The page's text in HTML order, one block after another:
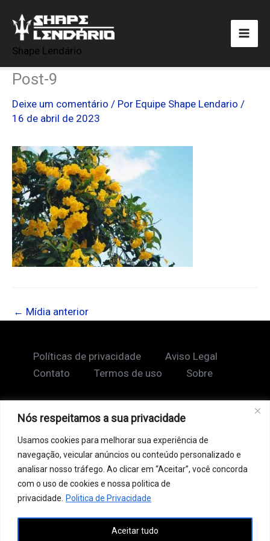
Nós respeitamos a sua privacidade
Usamos cookies para melhorar sua experiência de
navegação, veicular anúncios ou conteúdo personalizado e
analisar nosso tráfego. Ao clicar em “Aceitar”, você concorda
com o uso de cookies e nossa politica de
privacidade. Politica de Privacidade
Aceitar tudo
para
conteúdo
Shape Lendário
Post-9
Deixe um comentário / Por Equipe Shape Lendario /
16 de abril de 2023
← Mídia anterior
Políticas de privacidade
Aviso Legal
Contato
Termos de uso Sobre
Ao acessar este site, você concorda com nossos
Termos de Uso e Política de Privacidade. Este site
pode conter links patrocinados, incluindo do Google
AdSense, e links de afiliados. Podemos receber uma
comissão por vendas feitas através desses links. o
conteúdo aqui presente, incluindo textos, é protegido